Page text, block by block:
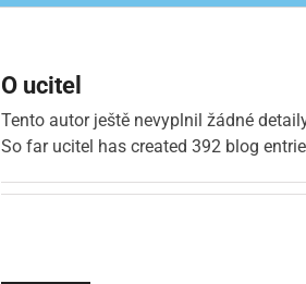
O ucitel
Tento autor ještě nevyplnil žádné
So far ucitel has created 392 blog